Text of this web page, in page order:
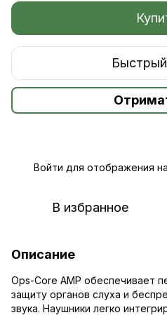
Быстрый
Войти для отображения
В избранное
Описание
Ops-Core AMP обеспечивает
защиту органов слуха и
звука. Наушники легко